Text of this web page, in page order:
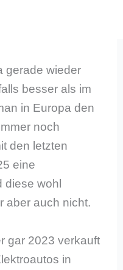
gerade wieder
besser als im
in Europa den
noch
den letzten
eine
wohl
aber auch nicht.
gar 2023 verkauft
in